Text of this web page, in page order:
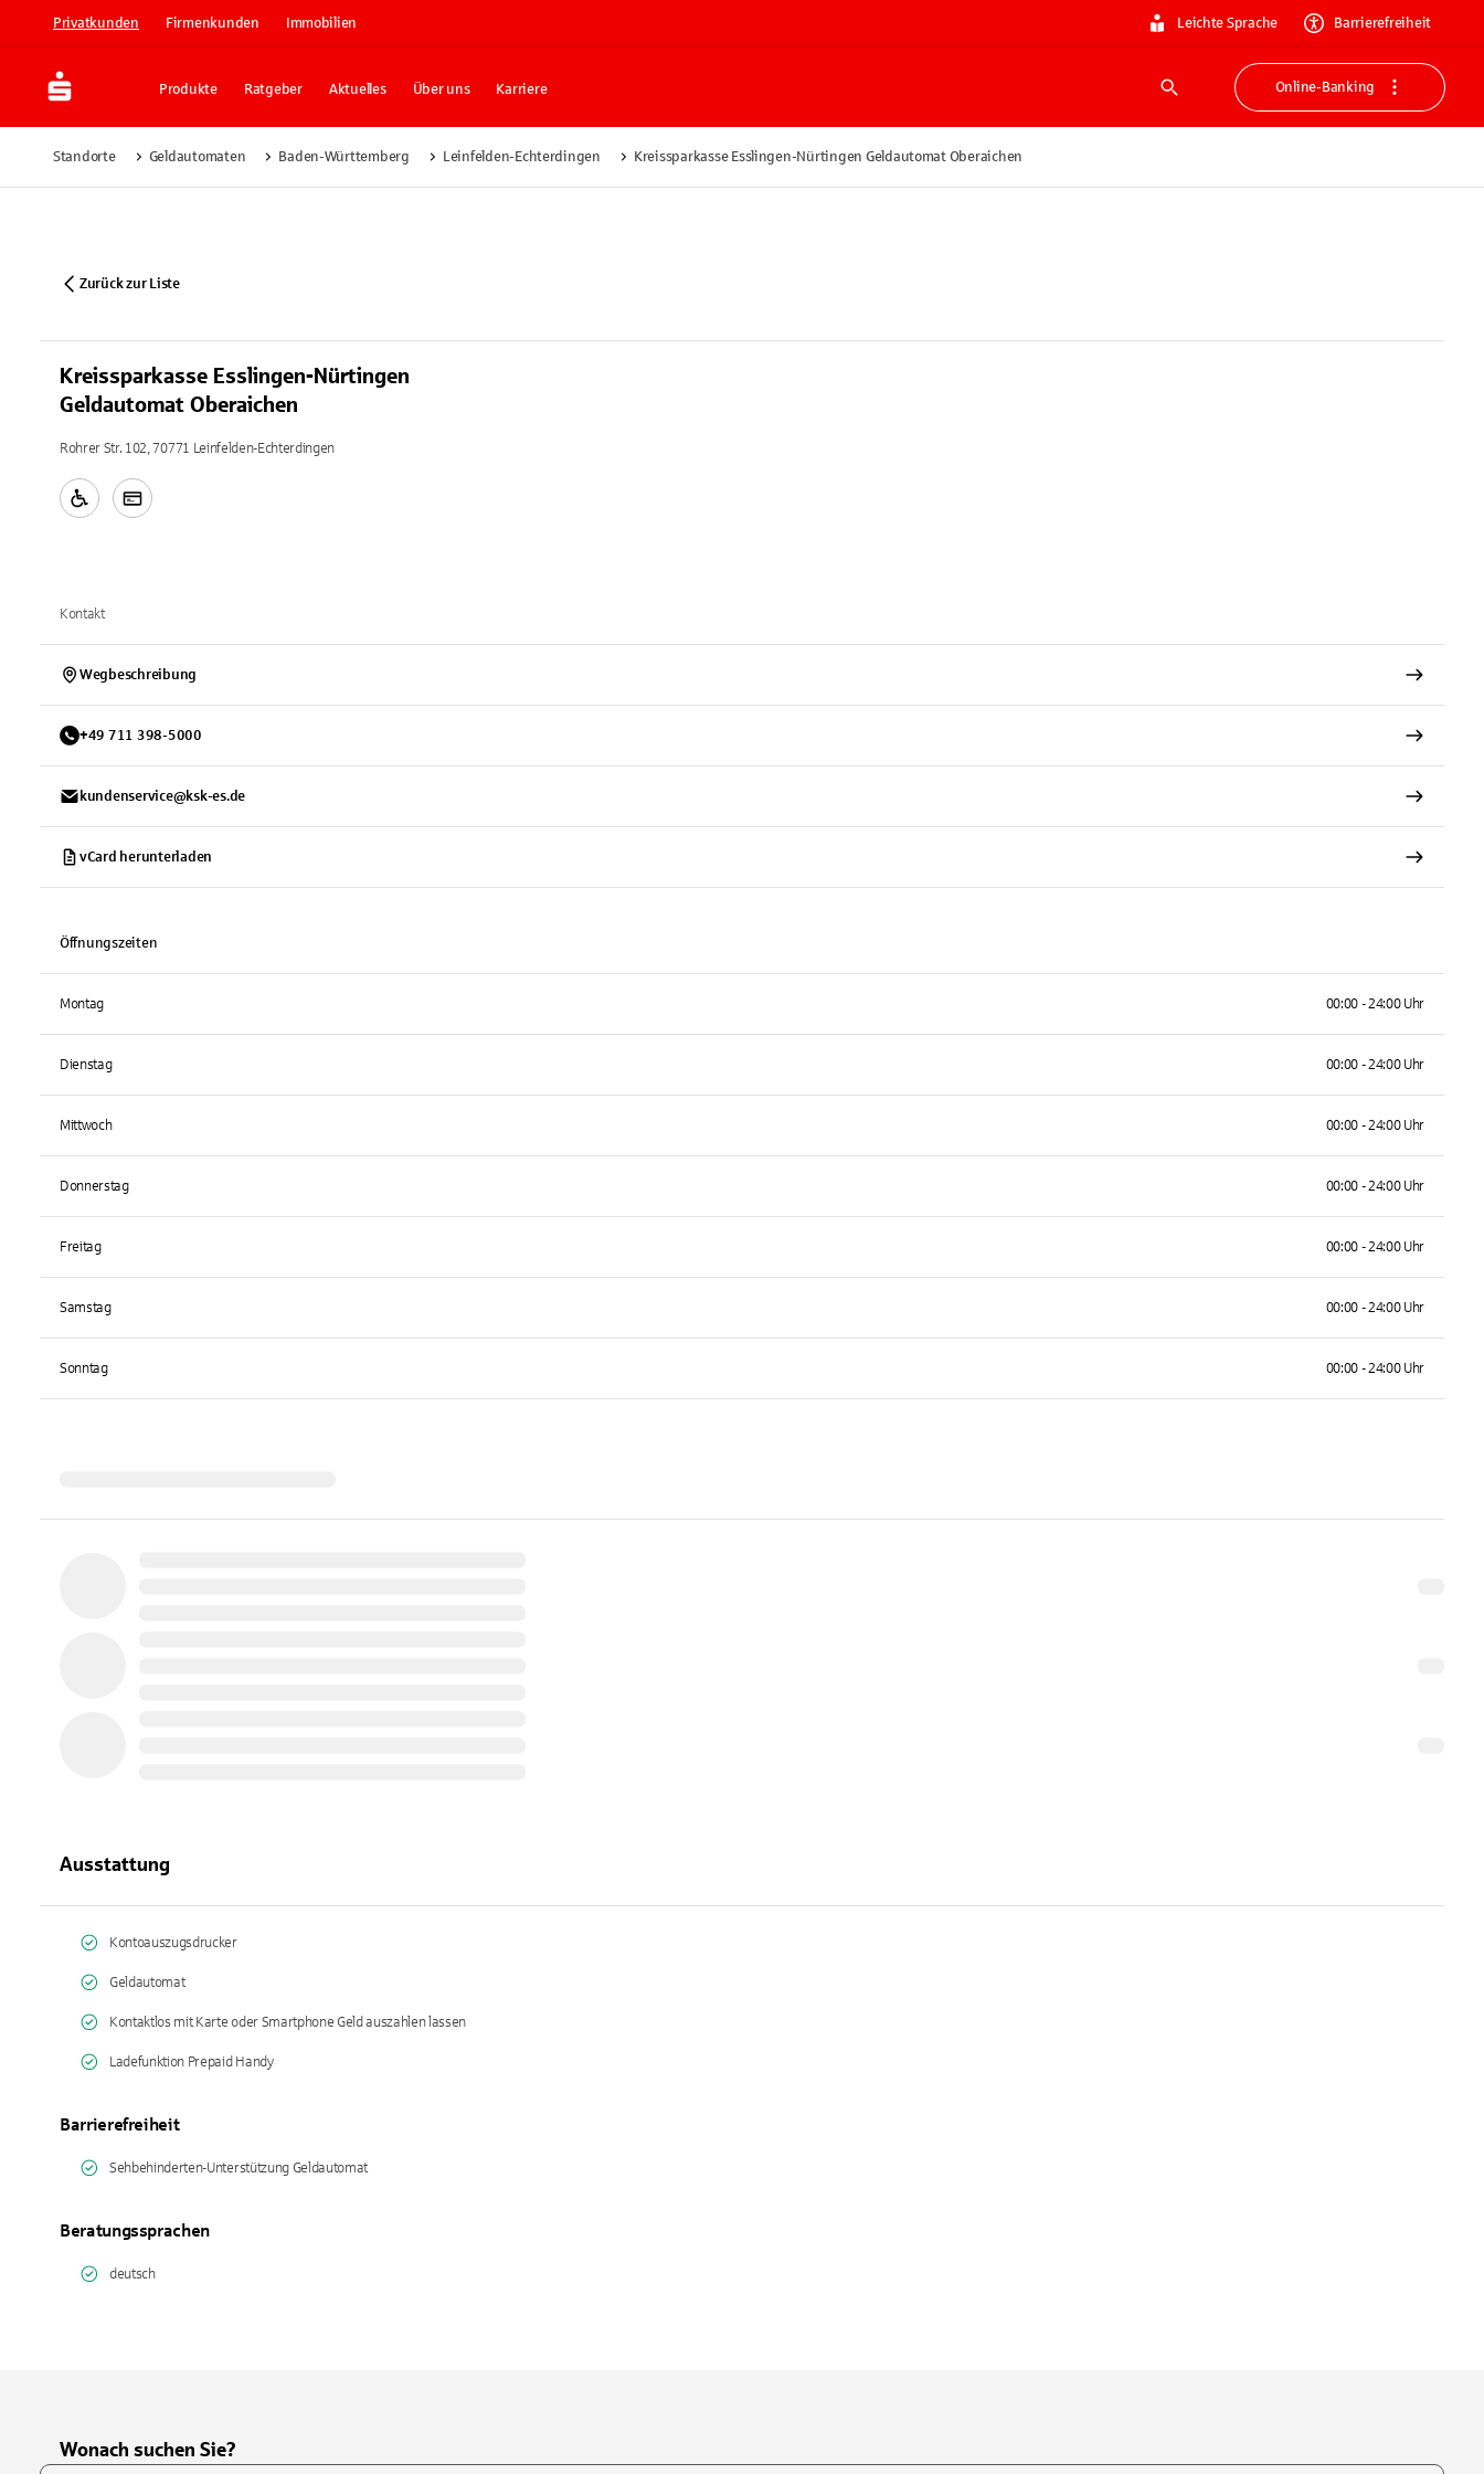
Privatkunden Firmenkunden Immobilien Leichte Sprache Barrierefreiheit
Produkte Ratgeber Aktuelles Über uns Karriere
Suche
Online-Banking
Standorte Geldautomaten Baden-Württemberg Leinfelden-Echterdingen Kreissparkasse Esslingen-Nürtingen Geldautomat Oberaichen
Zurück zur Liste
Kreissparkasse Esslingen-Nürtingen
Geldautomat Oberaichen
Rohrer Str. 102, 70771 Leinfelden-Echterdingen
Kontakt
Wegbeschreibung
+49 711 398-5000
kundenservice@ksk-es.de
vCard herunterladen
Öffnungszeiten
Montag 00:00 - 24:00 Uhr
Dienstag 00:00 - 24:00 Uhr
Mittwoch 00:00 - 24:00 Uhr
Donnerstag 00:00 - 24:00 Uhr
Freitag 00:00 - 24:00 Uhr
Samstag 00:00 - 24:00 Uhr
Sonntag 00:00 - 24:00 Uhr
Ausstattung
Kontoauszugsdrucker
Geldautomat
Kontaktlos mit Karte oder Smartphone Geld auszahlen lassen
Ladefunktion Prepaid Handy
Barrierefreiheit
Sehbehinderten-Unterstützung Geldautomat
Beratungssprachen
deutsch
Wonach suchen Sie?